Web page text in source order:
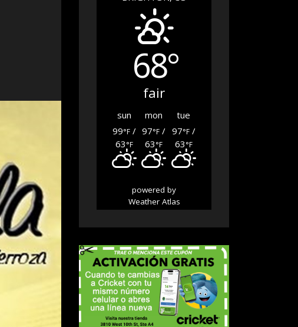
68°
fair
sun mon
tue
99°F /
63°F
97°F /
63°F
97°F/
63°F
powered by
Weather Atlas